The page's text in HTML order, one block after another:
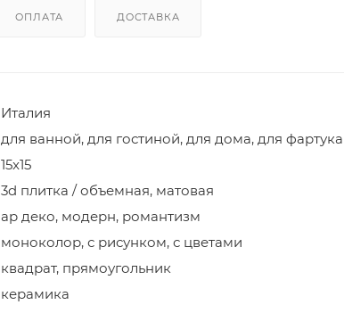
ОПЛАТА ДОСТАВКА
Италия
для ванной, для гостиной, для дома, для фартука
15x15
3d плитка / объемная, матовая
ар деко, модерн, романтизм
моноколор, с рисунком, с цветами
квадрат, прямоугольник
керамика